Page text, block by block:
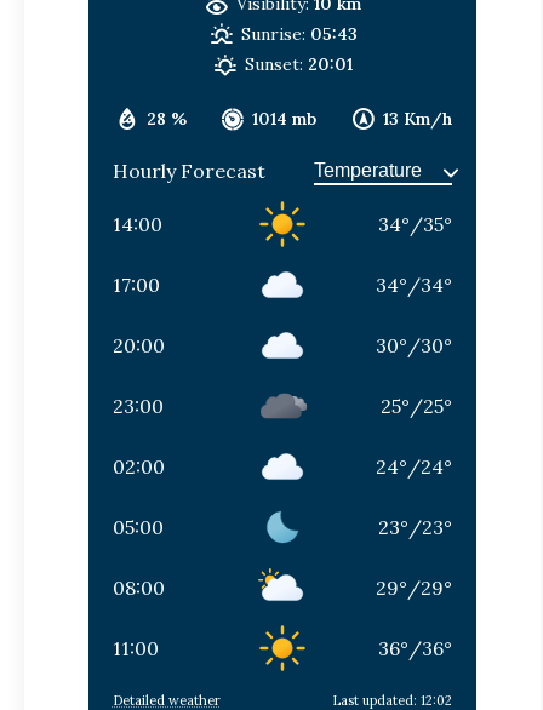
28 % 1014 mb 13 Km/h
Sunrise: 05:43
Sunset: 20:01
Hourly Forecast
14:00 34° /35°
17:00 34° /34°
20:00 30° /30°
23:00 25° /25°
02:00 24° /24°
05:00 23° /23°
08:00 29° /29°
11:00 36° /36°
Detailed weather Last updated: 12:02